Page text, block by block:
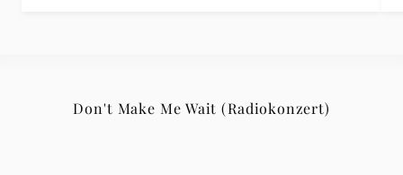
Don't Make Me Wait (Radiokonzert)